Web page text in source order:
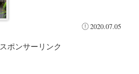
2020.07.05
スポンサーリンク